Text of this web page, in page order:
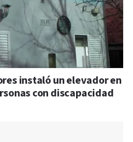
instaló un elevador en
con discapacidad